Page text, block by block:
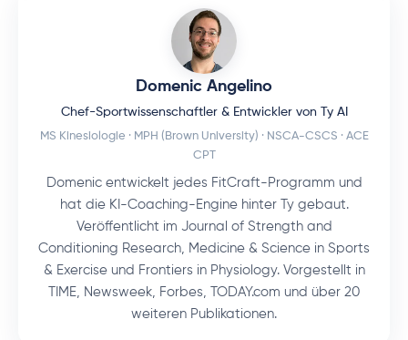
Domenic Angelino
Chef-Sportwissenschaftler & Entwickler von Ty AI
MS Kinesiologie · MPH (Brown University) · NSCA-CSCS · ACE
CPT
Domenic entwickelt jedes FitCraft-Programm und
hat die KI-Coaching-Engine hinter Ty gebaut.
Veröffentlicht im Journal of Strength and
Conditioning Research, Medicine & Science in Sports
& Exercise und Frontiers in Physiology. Vorgestellt in
TIME, Newsweek, Forbes, TODAY.com und über 20
weiteren Publikationen.